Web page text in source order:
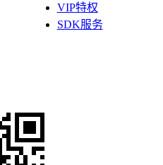
VIP特权
SDK服务